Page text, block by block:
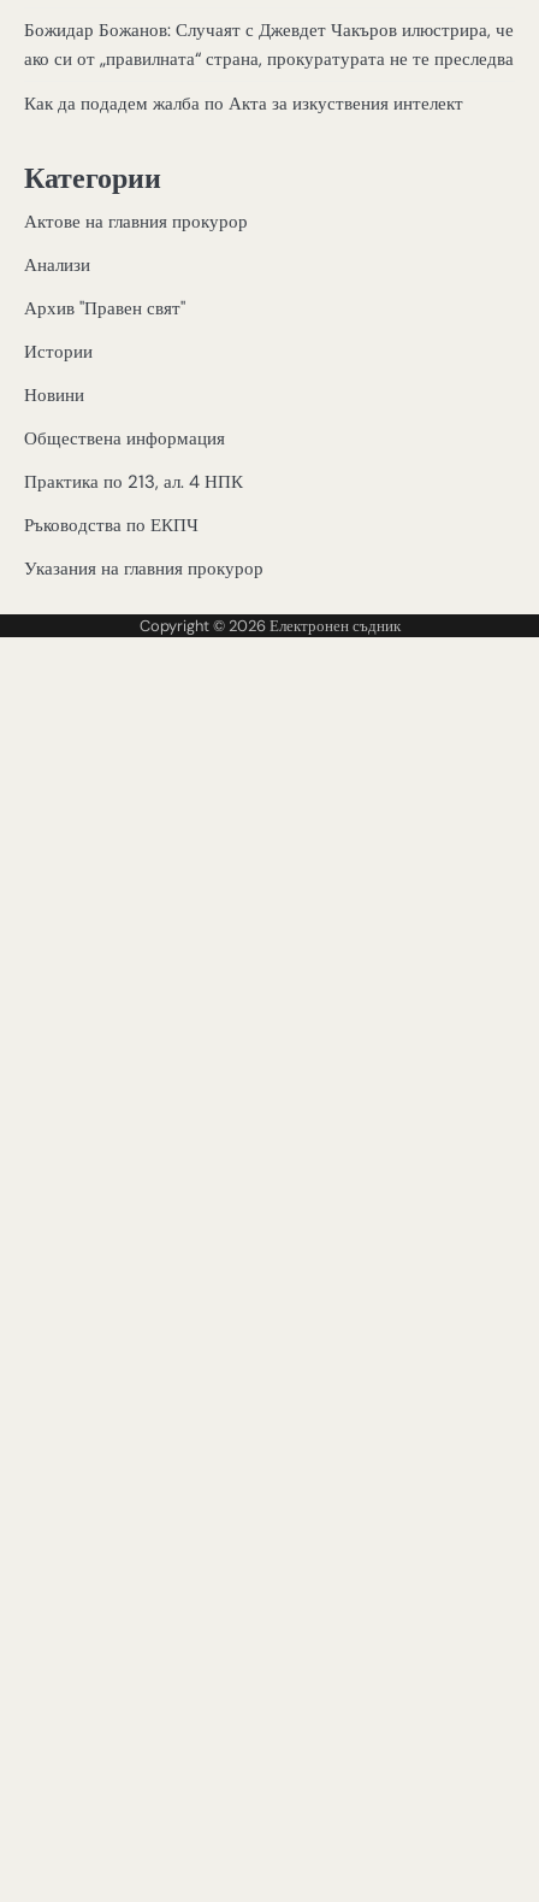
Божидар Божанов: Случаят с Джевдет Чакъров илюстрира, че
ако си от „правилната“ страна, прокуратурата не те преследва
Как да подадем жалба по Акта за изкуствения интелект
Категории
Актове на главния прокурор
Анализи
Архив "Правен свят"
Истории
Новини
Обществена информация
Практика по 213, ал. 4 НПК
Ръководства по ЕКПЧ
Указания на главния прокурор
Copyright © 2026Електронен съдник